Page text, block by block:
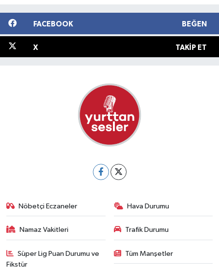
FACEBOOK BEĞEN
X TAKIP ET
Nöbetçi Eczaneler Hava Durumu
Namaz Vakitleri Trafik Durumu
Süper Lig Puan Durumu ve
Fikstür
Tüm Manşetler